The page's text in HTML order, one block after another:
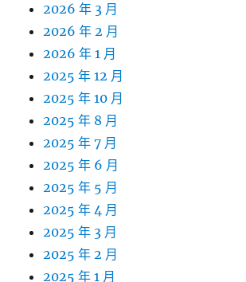
2026 年 3 月
2026 年 2 月
2026 年 1 月
2025 年 12 月
2025 年 10 月
2025 年 8 月
2025 年 7 月
2025 年 6 月
2025 年 5 月
2025 年 4 月
2025 年 3 月
2025 年 2 月
2025 年 1 月